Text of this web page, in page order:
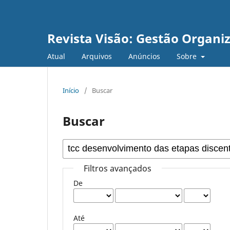
Revista Visão: Gestão
Atual Arquivos Anúncios Sobre
Início / Buscar
Buscar
Filtros avançados
De
Até